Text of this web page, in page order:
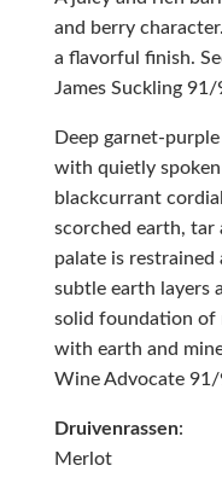
and berry
a flavorful finish.
James Suckling
Deep garnet-
with quietly
blackcurrant
scorched earth, tar
palate is
subtle earth layers
solid foundation of
with earth and
Wine Advocate
Druivenrassen:
Merlot